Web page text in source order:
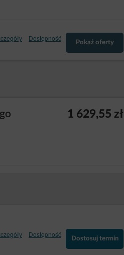
Dostępność
Pokaż oferty
1 629,55 zł
Dostępność
Dostosuj termin